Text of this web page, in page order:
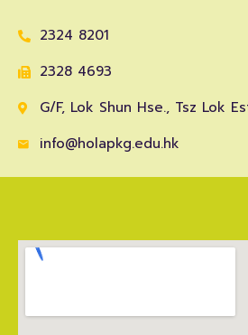
2324 8201
2328 4693
G/F, Lok Shun Hse., Tsz Lok
info@holapkg.edu.hk